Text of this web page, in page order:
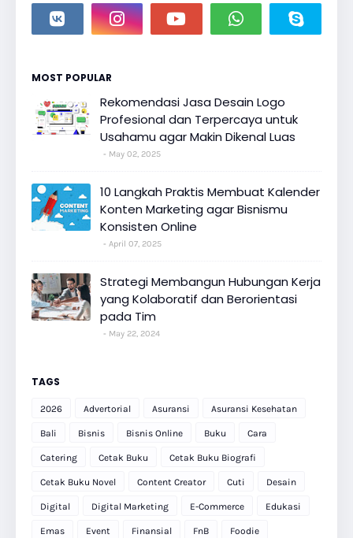
MOST POPULAR
Rekomendasi Jasa Desain Logo
Profesional dan Terpercaya untuk
Usahamu agar Makin Dikenal Luas
May 02, 2025
10 Langkah Praktis Membuat Kalender
Konten Marketing agar Bisnismu
Konsisten Online
April 07, 2025
Strategi Membangun Hubungan Kerja
yang Kolaboratif dan Berorientasi
pada Tim
May 22, 2024
TAGS
2026 Advertorial Asuransi Asuransi Kesehatan
Bali Bisnis Bisnis Online Buku Cara
Catering Cetak Buku Cetak Buku Biografi
Cetak Buku Novel Content Creator Cuti Desain
Digital Digital Marketing E-Commerce Edukasi
Emas Event Finansial FnB Foodie